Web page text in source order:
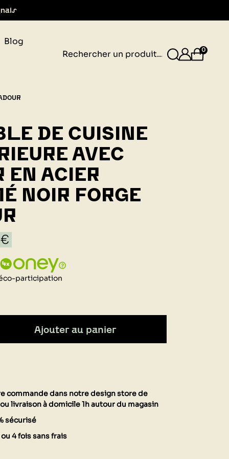
Blog
0
DE CUISINE
AVEC
EN ACIER
NOIR FORGE
participation
Ajouter au panier
commande dans notre design store de
livraison à domicile 1h autour du magasin
sécurisé
4 fois sans frais